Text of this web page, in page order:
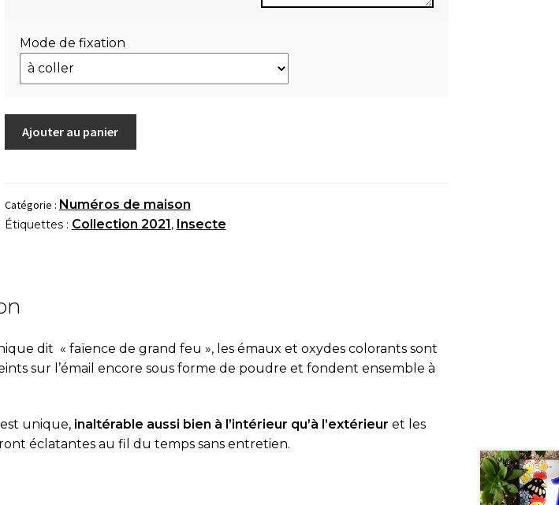
Mode de fixation
maison
"Les
Ajouter au panier
Catégorie : Numéros de maison
Étiquettes : Collection 2021, Insecte
dit « faïence de grand feu », les émaux et oxydes colorants sont
sur l’émail encore sous forme de poudre et fondent ensemble à
unique, inaltérable aussi bien à l’intérieur qu’à l’extérieur et les
éclatantes au fil du temps sans entretien.